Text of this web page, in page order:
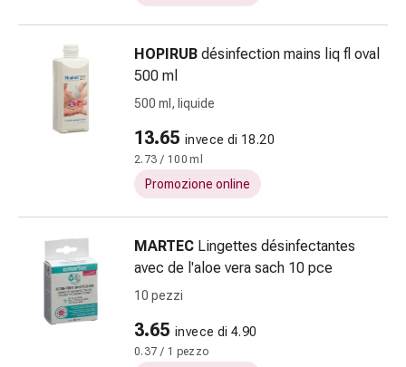
nasale
Fazzoletti
Raffreddore
e
circolazione
sanguigna
Calze
compressive
HOPIRUB désinfection mains liq fl oval
500 ml
500 ml, liquide
13.65 invece di 18.20
2.73 / 100 ml
Promozione online
MARTEC Lingettes désinfectantes
avec de l'aloe vera sach 10 pce
10 pezzi
3.65 invece di 4.90
0.37 / 1 pezzo